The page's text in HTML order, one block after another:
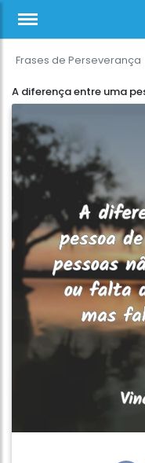
Frases de Perseverança
A diferença entre uma